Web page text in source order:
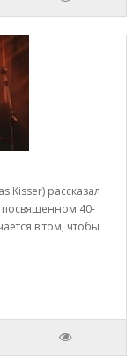
Kisser) рассказал
40-
в том, чтобы